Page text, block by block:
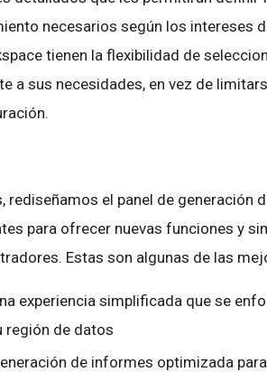
necesarios según los intereses
tienen la flexibilidad de
a sus necesidades, en vez de
rediseñamos el panel de generación
para ofrecer nuevas funciones y
Estas son algunas de las
experiencia simplificada que se
región de datos
de informes optimizada